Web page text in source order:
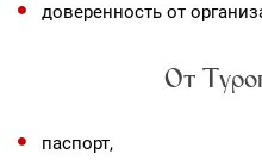
доверенность от
От
паспорт,